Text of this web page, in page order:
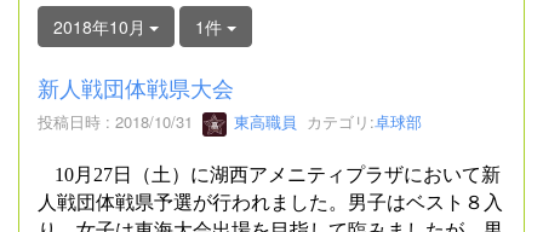
2018年10月 1件
新人戦団体戦県大会
投稿日時 : 2018/10/31 東高職員 カテゴリ:卓球部
10月 27日（土）に湖西アメニティプラザにおいて新
人戦団体戦県予選が行われました。男子はベスト８入